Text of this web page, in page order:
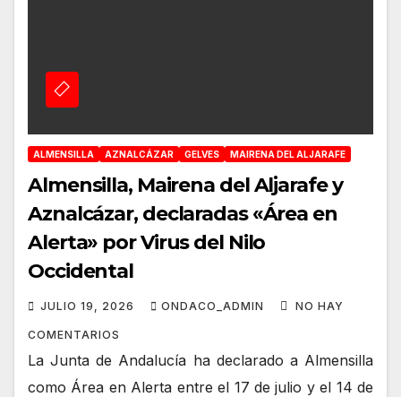
ALMENSILLA AZNALCÁZAR GELVES MAIRENA DEL ALJARAFE
Almensilla, Mairena del Aljarafe y
Aznalcázar, declaradas «Área en
Alerta» por Virus del Nilo
Occidental
JULIO 19, 2026 ONDACO_ADMIN NO HAY
COMENTARIOS
La Junta de Andalucía ha declarado a Almensilla
como Área en Alerta entre el 17 de julio y el 14 de